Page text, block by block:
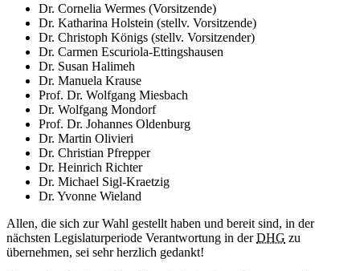
Dr. Cornelia Wermes (Vorsitzende)
Dr. Katharina Holstein (stellv. Vorsitzende)
Dr. Christoph Königs (stellv. Vorsitzender)
Dr. Carmen Escuriola-Ettingshausen
Dr. Susan Halimeh
Dr. Manuela Krause
Prof. Dr. Wolfgang Miesbach
Dr. Wolfgang Mondorf
Prof. Dr. Johannes Oldenburg
Dr. Martin Olivieri
Dr. Christian Pfrepper
Dr. Heinrich Richter
Dr. Michael Sigl-Kraetzig
Dr. Yvonne Wieland
Allen, die sich zur Wahl gestellt haben und bereit sind, in der
nächsten Legislaturperiode Verantwortung in derDHG zu
übernehmen, sei sehr herzlich gedankt!